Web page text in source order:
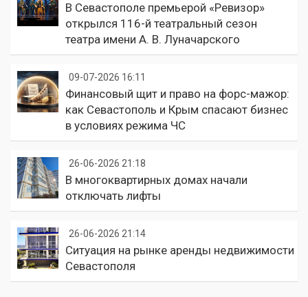
В Севастополе премьерой «Ревизор»
открылся 116-й театральный сезон
театра имени А. В. Луначарского
09-07-2026 16:11
Финансовый щит и право на форс-мажор:
как Севастополь и Крым спасают бизнес
в условиях режима ЧС
26-06-2026 21:18
В многоквартирных домах начали
отключать лифты
26-06-2026 21:14
Ситуация на рынке аренды недвижимости
Севастополя